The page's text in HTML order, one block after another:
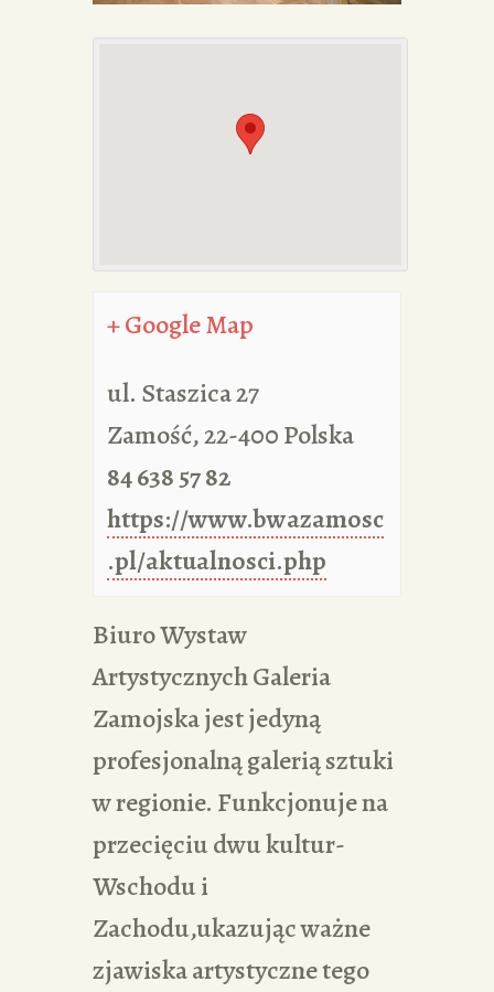
PORTFOLIA
+ Google Map
ul. Staszica 27
Zamość,22-400Polska
84 638 57 82
https://www.bwazamosc
.pl/aktualnosci.php
Biuro Wystaw
Artystycznych Galeria
Zamojska jest jedyną
profesjonalną galerią sztuki
w regionie. Funkcjonuje na
przecięciu dwu kultur-
Wschodu i
Zachodu,ukazując ważne
zjawiska artystyczne tego